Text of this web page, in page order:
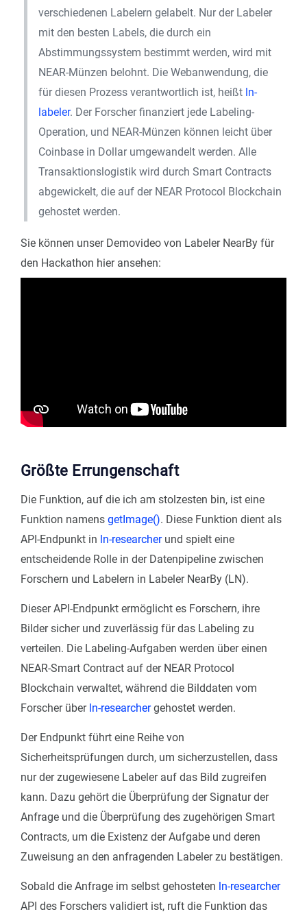
verschiedenen Labelern gelabelt. Nur der Labeler
mit den besten Labels, die durch ein
Abstimmungssystem bestimmt werden, wird mit
NEAR-Münzen belohnt. Die Webanwendung, die
für diesen Prozess verantwortlich ist, heißt ln-
labeler. Der Forscher finanziert jede Labeling-
Operation, und NEAR-Münzen können leicht über
Coinbase in Dollar umgewandelt werden. Alle
Transaktionslogistik wird durch Smart Contracts
abgewickelt, die auf der NEAR Protocol Blockchain
gehostet werden.
Sie können unser Demovideo von Labeler NearBy für
den Hackathon hier ansehen:
Größte Errungenschaft
Die Funktion, auf die ich am stolzesten bin, ist eine
Funktion namens getImage(). Diese Funktion dient als
API-Endpunkt in ln-researcherund spielt eine
entscheidende Rolle in der Datenpipeline zwischen
Forschern und Labelern in Labeler NearBy (LN).
Dieser API-Endpunkt ermöglicht es Forschern, ihre
Bilder sicher und zuverlässig für das Labeling zu
verteilen. Die Labeling-Aufgaben werden über einen
NEAR-Smart Contract auf der NEAR Protocol
Blockchain verwaltet, während die Bilddaten vom
Forscher über ln-researchergehostet werden.
Der Endpunkt führt eine Reihe von
Sicherheitsprüfungen durch, um sicherzustellen, dass
nur der zugewiesene Labeler auf das Bild zugreifen
kann. Dazu gehört die Überprüfung der Signatur der
Anfrage und die Überprüfung des zugehörigen Smart
Contracts, um die Existenz der Aufgabe und deren
Zuweisung an den anfragenden Labeler zu bestätigen.
Sobald die Anfrage im selbst gehosteten ln-researcher
API des Forschers validiert ist, ruft die Funktion das